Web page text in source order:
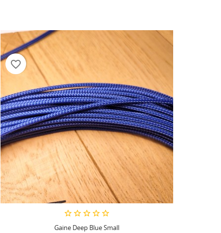
Gaine Deep Blue Small
favorite_border